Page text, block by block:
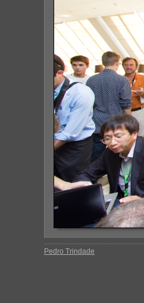
Pedro Trindade